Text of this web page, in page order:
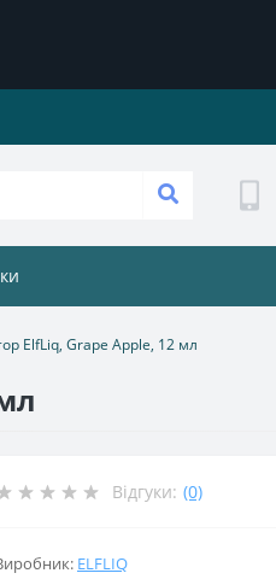
ElfLiq, Grape Apple, 12 мл
Відгуки: (0)
ELFLIQ